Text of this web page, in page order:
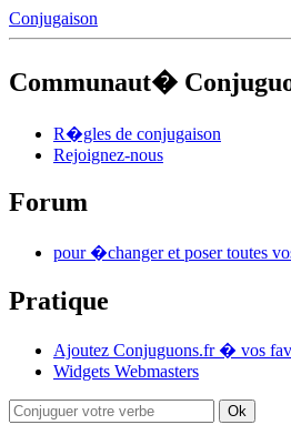
Conjugaison
Communaut�
R�gles de conjugaison
Rejoignez-nous
Forum
pour �changer et poser toutes
Pratique
Ajoutez Conjuguons.fr � vos
Widgets Webmasters